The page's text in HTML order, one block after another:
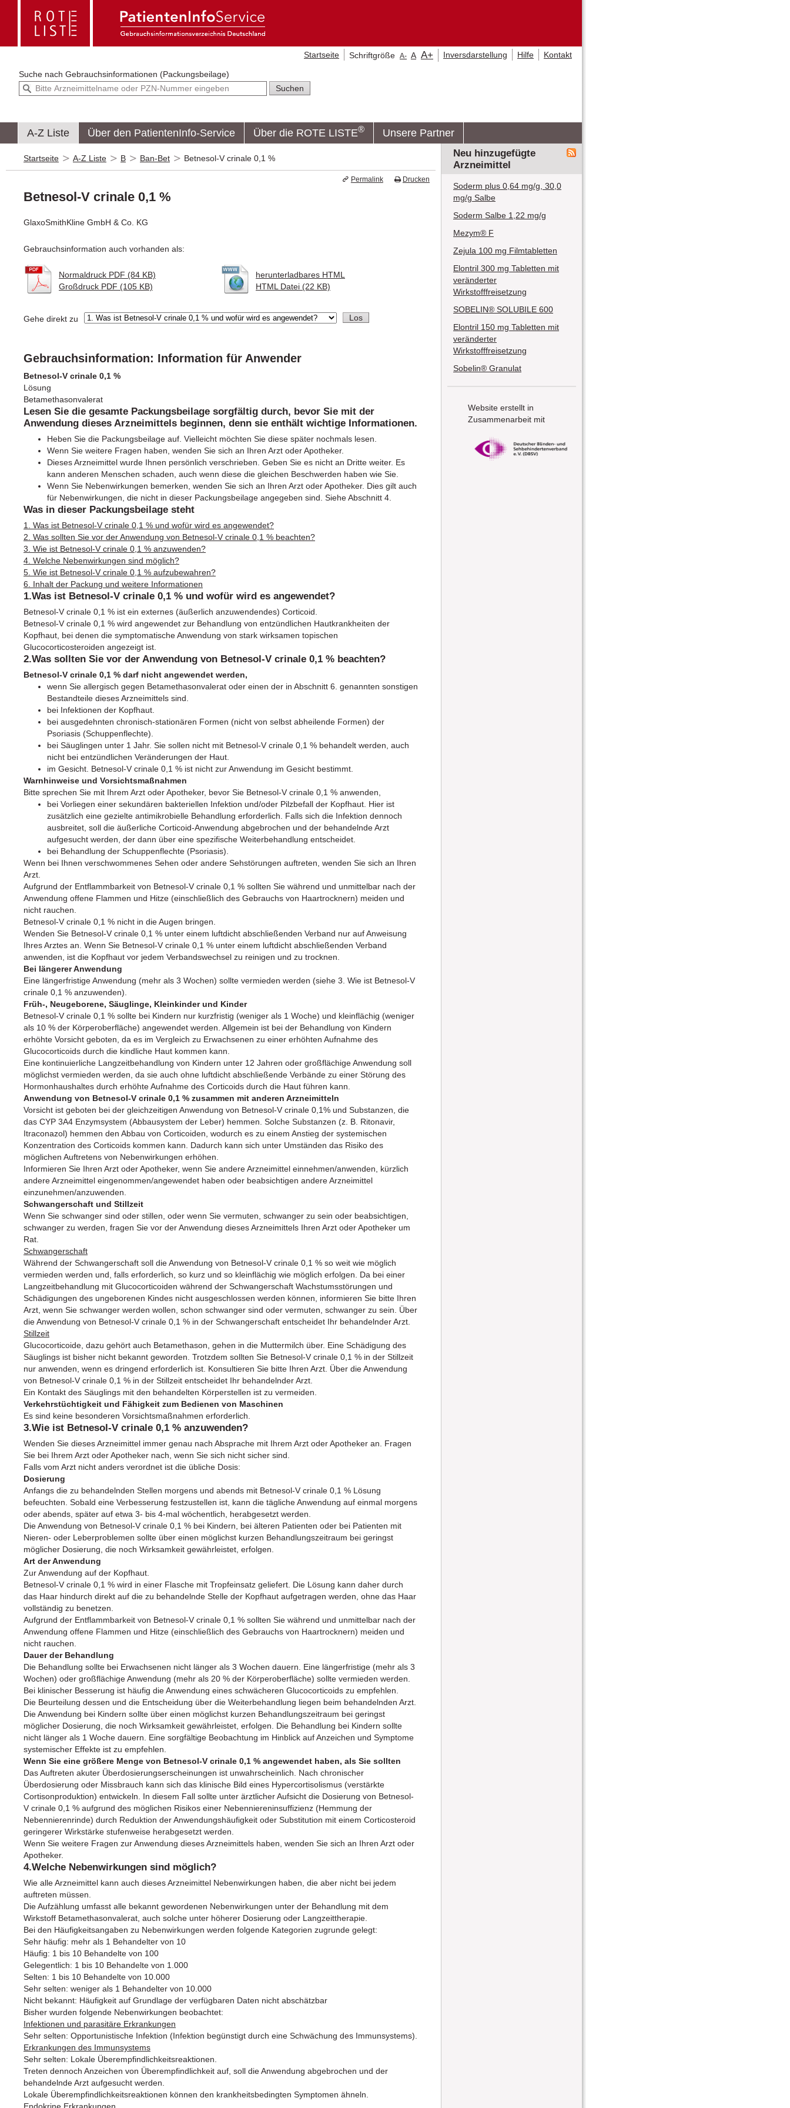
Suche nach Gebrauchsinformationen (Packungsbeilage)
A-Z Liste Über den PatientenInfo-Service Über die ROTE LISTE® Unsere Partner
Startseite Schriftgröße A- A A+ Inversdarstellung Hilfe Kontakt
Startseite A-Z Liste B Ban-Bet Betnesol-V crinale 0,1 %
Betnesol-V crinale 0,1 %
GlaxoSmithKline GmbH & Co. KG
Gebrauchsinformation auch vorhanden als:
Normaldruck PDF (84 KB)
Großdruck PDF (105 KB)
herunterladbares HTML
HTML Datei (22 KB)
Gehe direkt zu
Gebrauchsinformation: Information für Anwender
Betnesol-V crinale 0,1 %
Lösung
Betamethasonvalerat
Lesen Sie die gesamte Packungsbeilage sorgfältig durch, bevor Sie mit der
Anwendung dieses Arzneimittels beginnen, denn sie enthält wichtige Informationen.
Heben Sie die Packungsbeilage auf. Vielleicht möchten Sie diese später nochmals lesen.
Wenn Sie weitere Fragen haben, wenden Sie sich an Ihren Arzt oder Apotheker.
Dieses Arzneimittel wurde Ihnen persönlich verschrieben. Geben Sie es nicht an Dritte weiter. Es
kann anderen Menschen schaden, auch wenn diese die gleichen Beschwerden haben wie Sie.
Wenn Sie Nebenwirkungen bemerken, wenden Sie sich an Ihren Arzt oder Apotheker. Dies gilt auch
für Nebenwirkungen, die nicht in dieser Packungsbeilage angegeben sind. Siehe Abschnitt 4.
Was in dieser Packungsbeilage steht
1. Was ist Betnesol-V crinale 0,1 % und wofür wird es angewendet?
2. Was sollten Sie vor der Anwendung von Betnesol-V crinale 0,1 % beachten?
3. Wie ist Betnesol-V crinale 0,1 % anzuwenden?
4. Welche Nebenwirkungen sind möglich?
5. Wie ist Betnesol-V crinale 0,1 % aufzubewahren?
6. Inhalt der Packung und weitere Informationen
1.Was ist Betnesol-V crinale 0,1 % und wofür wird es angewendet?
Betnesol-V crinale 0,1 % ist ein externes (äußerlich anzuwendendes) Corticoid.
Betnesol-V crinale 0,1 % wird angewendet zur Behandlung von entzündlichen Hautkrankheiten der
Kopfhaut, bei denen die symptomatische Anwendung von stark wirksamen topischen
Glucocorticosteroiden angezeigt ist.
2.Was sollten Sie vor der Anwendung von Betnesol-V crinale 0,1 % beachten?
Betnesol-V crinale 0,1 % darf nicht angewendet werden,
wenn Sie allergisch gegen Betamethasonvalerat oder einen der in Abschnitt 6. genannten sonstigen
Bestandteile dieses Arzneimittels sind.
bei Infektionen der Kopfhaut.
bei ausgedehnten chronisch-stationären Formen (nicht von selbst abheilende Formen) der
Psoriasis (Schuppenflechte).
bei Säuglingen unter 1 Jahr. Sie sollen nicht mit Betnesol-V crinale 0,1 % behandelt werden, auch
nicht bei entzündlichen Veränderungen der Haut.
im Gesicht. Betnesol-V crinale 0,1 % ist nicht zur Anwendung im Gesicht bestimmt.
Warnhinweise und Vorsichtsmaßnahmen
Bitte sprechen Sie mit Ihrem Arzt oder Apotheker, bevor Sie Betnesol-V crinale 0,1 % anwenden,
bei Vorliegen einer sekundären bakteriellen Infektion und/oder Pilzbefall der Kopfhaut. Hier ist
zusätzlich eine gezielte antimikrobielle Behandlung erforderlich. Falls sich die Infektion dennoch
ausbreitet, soll die äußerliche Corticoid-Anwendung abgebrochen und der behandelnde Arzt
aufgesucht werden, der dann über eine spezifische Weiterbehandlung entscheidet.
bei Behandlung der Schuppenflechte (Psoriasis).
Wenn bei Ihnen verschwommenes Sehen oder andere Sehstörungen auftreten, wenden Sie sich an Ihren
Arzt.
Aufgrund der Entflammbarkeit von Betnesol-V crinale 0,1 % sollten Sie während und unmittelbar nach der
Anwendung offene Flammen und Hitze (einschließlich des Gebrauchs von Haartrocknern) meiden und
nicht rauchen.
Betnesol-V crinale 0,1 % nicht in die Augen bringen.
Wenden Sie Betnesol-V crinale 0,1 % unter einem luftdicht abschließenden Verband nur auf Anweisung
Ihres Arztes an. Wenn Sie Betnesol-V crinale 0,1 % unter einem luftdicht abschließenden Verband
anwenden, ist die Kopfhaut vor jedem Verbandswechsel zu reinigen und zu trocknen.
Bei längerer Anwendung
Eine längerfristige Anwendung (mehr als 3 Wochen) sollte vermieden werden (siehe 3. Wie ist Betnesol-V
crinale 0,1 % anzuwenden).
Früh-, Neugeborene, Säuglinge, Kleinkinder und Kinder
Betnesol-V crinale 0,1 % sollte bei Kindern nur kurzfristig (weniger als 1 Woche) und kleinflächig (weniger
als 10 % der Körperoberfläche) angewendet werden. Allgemein ist bei der Behandlung von Kindern
erhöhte Vorsicht geboten, da es im Vergleich zu Erwachsenen zu einer erhöhten Aufnahme des
Glucocorticoids durch die kindliche Haut kommen kann.
Eine kontinuierliche Langzeitbehandlung von Kindern unter 12 Jahren oder großflächige Anwendung soll
möglichst vermieden werden, da sie auch ohne luftdicht abschließende Verbände zu einer Störung des
Hormonhaushaltes durch erhöhte Aufnahme des Corticoids durch die Haut führen kann.
Anwendung von Betnesol-V crinale 0,1 % zusammen mit anderen Arzneimitteln
Vorsicht ist geboten bei der gleichzeitigen Anwendung von Betnesol-V crinale 0,1% und Substanzen, die
das CYP 3A4 Enzymsystem (Abbausystem der Leber) hemmen. Solche Substanzen (z. B. Ritonavir,
Itraconazol) hemmen den Abbau von Corticoiden, wodurch es zu einem Anstieg der systemischen
Konzentration des Corticoids kommen kann. Dadurch kann sich unter Umständen das Risiko des
möglichen Auftretens von Nebenwirkungen erhöhen.
Informieren Sie Ihren Arzt oder Apotheker, wenn Sie andere Arzneimittel einnehmen/anwenden, kürzlich
andere Arzneimittel eingenommen/angewendet haben oder beabsichtigen andere Arzneimittel
einzunehmen/anzuwenden.
Schwangerschaft und Stillzeit
Wenn Sie schwanger sind oder stillen, oder wenn Sie vermuten, schwanger zu sein oder beabsichtigen,
schwanger zu werden, fragen Sie vor der Anwendung dieses Arzneimittels Ihren Arzt oder Apotheker um
Rat.
Schwangerschaft
Während der Schwangerschaft soll die Anwendung von Betnesol-V crinale 0,1 % so weit wie möglich
vermieden werden und, falls erforderlich, so kurz und so kleinflächig wie möglich erfolgen. Da bei einer
Langzeitbehandlung mit Glucocorticoiden während der Schwangerschaft Wachstumsstörungen und
Schädigungen des ungeborenen Kindes nicht ausgeschlossen werden können, informieren Sie bitte Ihren
Arzt, wenn Sie schwanger werden wollen, schon schwanger sind oder vermuten, schwanger zu sein. Über
die Anwendung von Betnesol-V crinale 0,1 % in der Schwangerschaft entscheidet Ihr behandelnder Arzt.
Stillzeit
Glucocorticoide, dazu gehört auch Betamethason, gehen in die Muttermilch über. Eine Schädigung des
Säuglings ist bisher nicht bekannt geworden. Trotzdem sollten Sie Betnesol-V crinale 0,1 % in der Stillzeit
nur anwenden, wenn es dringend erforderlich ist. Konsultieren Sie bitte Ihren Arzt. Über die Anwendung
von Betnesol-V crinale 0,1 % in der Stillzeit entscheidet Ihr behandelnder Arzt.
Ein Kontakt des Säuglings mit den behandelten Körperstellen ist zu vermeiden.
Verkehrstüchtigkeit und Fähigkeit zum Bedienen von Maschinen
Es sind keine besonderen Vorsichtsmaßnahmen erforderlich.
3.Wie ist Betnesol-V crinale 0,1 % anzuwenden?
Wenden Sie dieses Arzneimittel immer genau nach Absprache mit Ihrem Arzt oder Apotheker an. Fragen
Sie bei Ihrem Arzt oder Apotheker nach, wenn Sie sich nicht sicher sind.
Falls vom Arzt nicht anders verordnet ist die übliche Dosis:
Dosierung
Anfangs die zu behandelnden Stellen morgens und abends mit Betnesol-V crinale 0,1 % Lösung
befeuchten. Sobald eine Verbesserung festzustellen ist, kann die tägliche Anwendung auf einmal morgens
oder abends, später auf etwa 3- bis 4-mal wöchentlich, herabgesetzt werden.
Die Anwendung von Betnesol-V crinale 0,1 % bei Kindern, bei älteren Patienten oder bei Patienten mit
Nieren- oder Leberproblemen sollte über einen möglichst kurzen Behandlungszeitraum bei geringst
möglicher Dosierung, die noch Wirksamkeit gewährleistet, erfolgen.
Art der Anwendung
Zur Anwendung auf der Kopfhaut.
Betnesol-V crinale 0,1 % wird in einer Flasche mit Tropfeinsatz geliefert. Die Lösung kann daher durch
das Haar hindurch direkt auf die zu behandelnde Stelle der Kopfhaut aufgetragen werden, ohne das Haar
vollständig zu benetzen.
Aufgrund der Entflammbarkeit von Betnesol-V crinale 0,1 % sollten Sie während und unmittelbar nach der
Anwendung offene Flammen und Hitze (einschließlich des Gebrauchs von Haartrocknern) meiden und
nicht rauchen.
Dauer der Behandlung
Die Behandlung sollte bei Erwachsenen nicht länger als 3 Wochen dauern. Eine längerfristige (mehr als 3
Wochen) oder großflächige Anwendung (mehr als 20 % der Körperoberfläche) sollte vermieden werden.
Bei klinischer Besserung ist häufig die Anwendung eines schwächeren Glucocorticoids zu empfehlen.
Die Beurteilung dessen und die Entscheidung über die Weiterbehandlung liegen beim behandelnden Arzt.
Die Anwendung bei Kindern sollte über einen möglichst kurzen Behandlungszeitraum bei geringst
möglicher Dosierung, die noch Wirksamkeit gewährleistet, erfolgen. Die Behandlung bei Kindern sollte
nicht länger als 1 Woche dauern. Eine sorgfältige Beobachtung im Hinblick auf Anzeichen und Symptome
systemischer Effekte ist zu empfehlen.
Wenn Sie eine größere Menge von Betnesol-V crinale 0,1 % angewendet haben, als Sie sollten
Das Auftreten akuter Überdosierungserscheinungen ist unwahrscheinlich. Nach chronischer
Überdosierung oder Missbrauch kann sich das klinische Bild eines Hypercortisolismus (verstärkte
Cortisonproduktion) entwickeln. In diesem Fall sollte unter ärztlicher Aufsicht die Dosierung von Betnesol-
V crinale 0,1 % aufgrund des möglichen Risikos einer Nebenniereninsuffizienz (Hemmung der
Nebennierenrinde) durch Reduktion der Anwendungshäufigkeit oder Substitution mit einem Corticosteroid
geringerer Wirkstärke stufenweise herabgesetzt werden.
Wenn Sie weitere Fragen zur Anwendung dieses Arzneimittels haben, wenden Sie sich an Ihren Arzt oder
Apotheker.
4.Welche Nebenwirkungen sind möglich?
Wie alle Arzneimittel kann auch dieses Arzneimittel Nebenwirkungen haben, die aber nicht bei jedem
auftreten müssen.
Die Aufzählung umfasst alle bekannt gewordenen Nebenwirkungen unter der Behandlung mit dem
Wirkstoff Betamethasonvalerat, auch solche unter höherer Dosierung oder Langzeittherapie.
Bei den Häufigkeitsangaben zu Nebenwirkungen werden folgende Kategorien zugrunde gelegt:
Sehr häufig: mehr als 1 Behandelter von 10
Häufig: 1 bis 10 Behandelte von 100
Gelegentlich: 1 bis 10 Behandelte von 1.000
Selten: 1 bis 10 Behandelte von 10.000
Sehr selten: weniger als 1 Behandelter von 10.000
Nicht bekannt: Häufigkeit auf Grundlage der verfügbaren Daten nicht abschätzbar
Bisher wurden folgende Nebenwirkungen beobachtet:
Infektionen und parasitäre Erkrankungen
Sehr selten: Opportunistische Infektion (Infektion begünstigt durch eine Schwächung des Immunsystems).
Erkrankungen des Immunsystems
Sehr selten: Lokale Überempfindlichkeitsreaktionen.
Treten dennoch Anzeichen von Überempfindlichkeit auf, soll die Anwendung abgebrochen und der
behandelnde Arzt aufgesucht werden.
Lokale Überempfindlichkeitsreaktionen können den krankheitsbedingten Symptomen ähneln.
Endokrine Erkrankungen
Permalink Drucken
Neu hinzugefügte
Arzneimittel
Soderm plus 0,64 mg/g, 30,0
mg/g Salbe
Soderm Salbe 1,22 mg/g
Mezym® F
Zejula 100 mg Filmtabletten
Elontril 300 mg Tabletten mit
veränderter
Wirkstofffreisetzung
SOBELIN® SOLUBILE 600
Elontril 150 mg Tabletten mit
veränderter
Wirkstofffreisetzung
Sobelin® Granulat
Website erstellt in
Zusammenarbeit mit